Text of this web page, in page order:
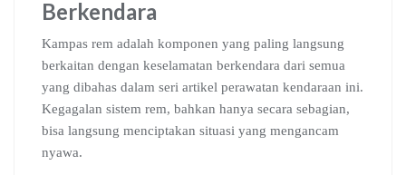
Berkendara
Kampas rem adalah komponen yang paling langsung
berkaitan dengan keselamatan berkendara dari semua
yang dibahas dalam seri artikel perawatan kendaraan ini.
Kegagalan sistem rem, bahkan hanya secara sebagian,
bisa langsung menciptakan situasi yang mengancam
nyawa.